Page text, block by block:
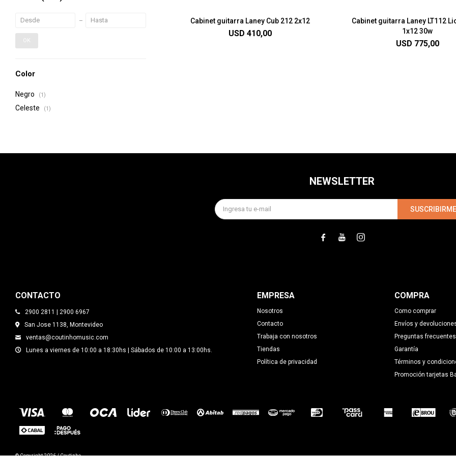
Cabinet guitarra Laney Cub 212 2x12
USD 410,00
Cabinet guitarra Laney LT112
1x12 30w
USD 775,00
OK
Color
Negro (1)
Celeste (1)
CONTACTO
2900 2811 | 2900 6967
San Jose 1138, Montevideo
ventas@coutinhomusic.com
Lunes a viernes de 10:00 a 18:30hs | Sábados de 10:00 a 13:00hs.
EMPRESA
Nosotros
Contacto
Trabaja con nosotros
Tiendas
Política de privacidad
COMPRA
Como comprar
Envíos y
Preguntas frecuentes
Garantía
Términos y
Promoción tarjetas
NEWSLETTER
SUSCRIBIRME
  